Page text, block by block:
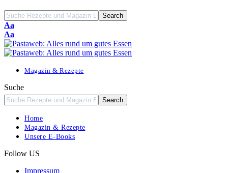
Font
Resizer
Aa
Font
Resizer
Aa
Magazin & Rezepte
Suche
Home
Magazin & Rezepte
Unsere E-Books
Follow US
Impressum